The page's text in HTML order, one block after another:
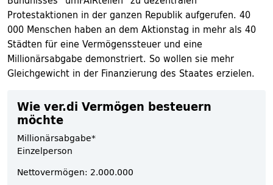
Protestaktionen in der ganzen Republik aufgerufen. 40
000 Menschen haben an dem Aktionstag in mehr als 40
Städten für eine Vermögenssteuer und eine
Millionärsabgabe demonstriert. So wollen sie mehr
Gleichgewicht in der Finanzierung des Staates erzielen.
Wie ver.di Vermögen besteuern
möchte
Millionärsabgabe*
Einzelperson
Nettovermögen: 2.000.000